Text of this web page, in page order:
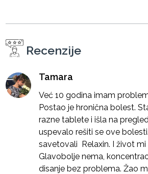
Recenzije
Tamara
Već 10 godina imam
Postao je hronična bolest.
razne tablete i išla na
uspevalo rešiti se ove
savetovali Relaxin. I život mi
Glavobolje nema,
disanje bez problema. Žao